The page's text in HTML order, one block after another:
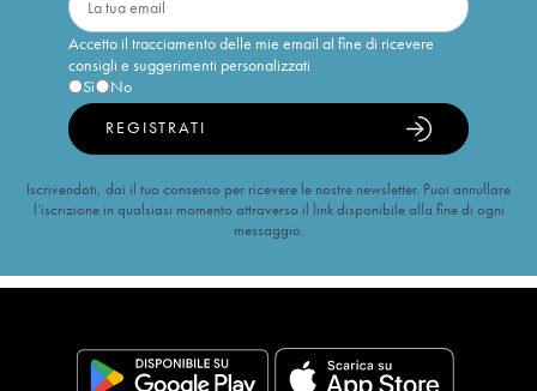
Accetto il tracciamento delle mie email al fine di ricevere
consigli e suggerimenti personalizzati
Sì
No
REGISTRATI
Iscrivendoti, dai il tuo consenso per ricevere le nostre newsletter. Puoi annullare
l’iscrizione in qualsiasi momento attraverso il link disponibile alla fine di ogni
messaggio.